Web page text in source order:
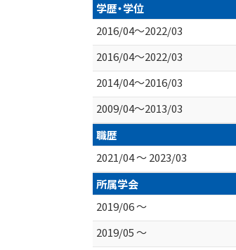
学歴・学位
2016/04～2022/03
2016/04～2022/03
2014/04～2016/03
2009/04～2013/03
職歴
2021/04 ～ 2023/03
所属学会
2019/06 ～
2019/05 ～